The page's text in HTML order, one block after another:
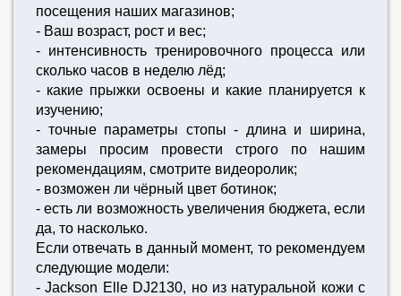
посещения наших магазинов;
- Ваш возраст, рост и вес;
- интенсивность тренировочного процесса или
сколько часов в неделю лёд;
- какие прыжки освоены и какие планируется к
изучению;
- точные параметры стопы - длина и ширина,
замеры просим провести строго по нашим
рекомендациям, смотрите видеоролик;
- возможен ли чёрный цвет ботинок;
- есть ли возможность увеличения бюджета, если
да, то насколько.
Если отвечать в данный момент, то рекомендуем
следующие модели:
- Jackson Elle DJ2130, но из натуральной кожи с